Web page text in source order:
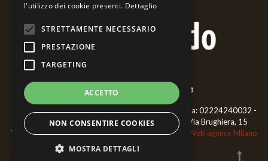
Bernardo Ariatta - Pittore iperrealista - ©2018 P.iva: 02224240032 -
CF: RTTBNR66L02F952P - Cell.3468477006
- Via Brughiera, 15
Trecate 28069 (NO)Privacy Policy|Cookie Policy
Web agency Milano
GraficaeFoto
l'utilizzo dei cookie presenti. Dettaglio
STRETTAMENTE NECESSARIO
PRESTAZIONE
TARGETING
ACCETTO
NON CONSENTIRE COOKIES
MOSTRA DETTAGLI